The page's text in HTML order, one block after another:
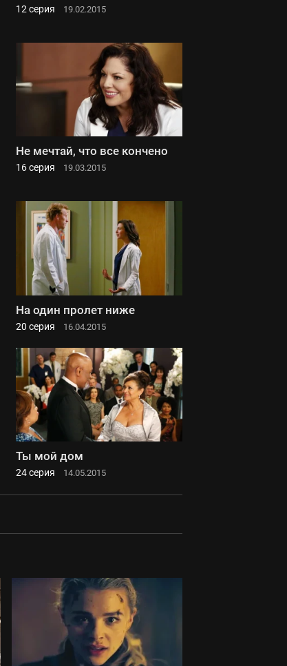
12 серия 19.02.2015
Не мечтай, что все кончено
16 серия 19.03.2015
На один пролет ниже
20 серия 16.04.2015
Ты мой дом
24 серия 14.05.2015